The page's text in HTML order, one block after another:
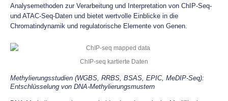
Analysemethoden zur Verarbeitung und Interpretation von ChIP-Seq-
und ATAC-Seq-Daten und bietet wertvolle Einblicke in die
Chromatindynamik und regulatorische Elemente von Genen.
ChIP-seq kartierte Daten
Methylierungsstudien (WGBS, RRBS, BSAS, EPIC, MeDIP-Seq):
Entschlüsselung von DNA-Methylierungsmustern